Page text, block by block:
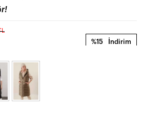
%15 İndirim